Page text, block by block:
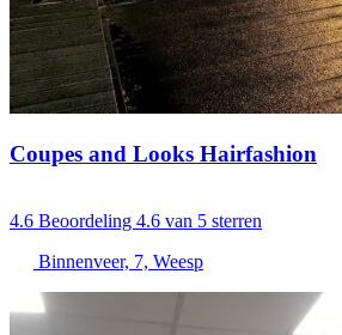
Coupes and Looks Hairfashion
4.6 Beoordeling 4.6 van 5 sterren
Binnenveer, 7, Weesp